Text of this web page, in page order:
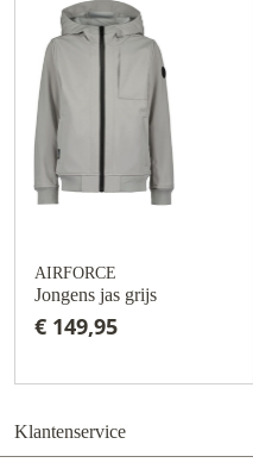
AIRFORCE
Jongens jas grijs
€ 149,95
Klantenservice